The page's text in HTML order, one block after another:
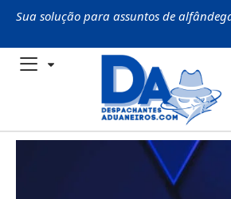
Sua solução para assuntos de